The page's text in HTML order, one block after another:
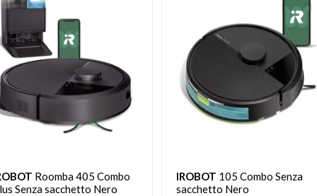
105 Combo Senza
Nero
RoborockQR598
aspirapolvere robot Senza